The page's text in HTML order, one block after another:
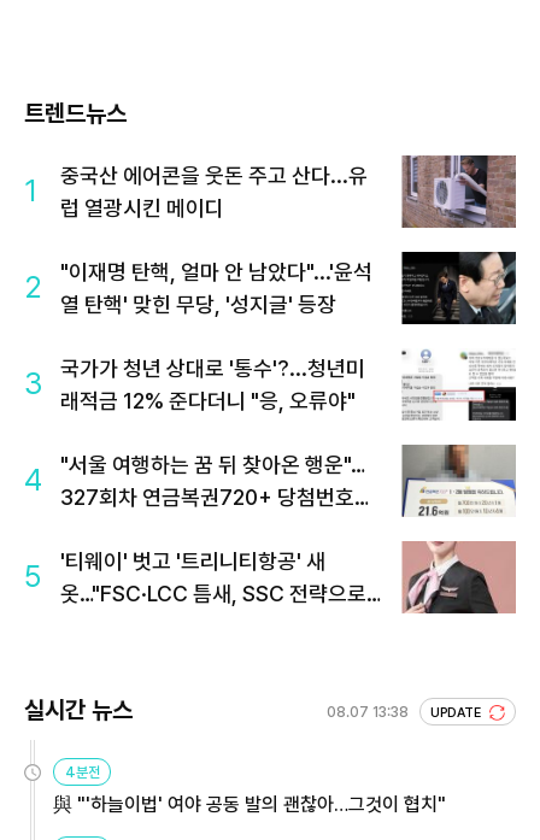
트렌드뉴스
1
중국산 에어콘을 웃돈 주고 산다...유
럽 열광시킨 메이디
2
"이재명 탄핵, 얼마 안 남았다"...'윤석
열 탄핵' 맞힌 무당, '성지글' 등장
3
국가가 청년 상대로 '통수'?...청년미
래적금 12% 준다더니 "응, 오류야"
4
"서울 여행하는 꿈 뒤 찾아온 행운"…
327회차 연금복권720+ 당첨번호조
5
'티웨이' 벗고 '트리니티항공' 새
옷…"FSC·LCC 틈새, SSC 전략으로
실시간 뉴스 08.07 13:38 UPDATE
4분전
與 "'하늘이법' 여야 공동 발의 괜찮아…그것이 협치"